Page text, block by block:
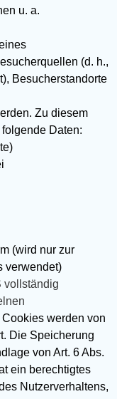
u. a.
(d. h.,
Besucherstandorte
Zu diesem
Daten:
(wird nur zur
verwendet)
vollständig
werden von
Die Speicherung
von Art. 6 Abs.
ein berechtigtes
Nutzerverhaltens,